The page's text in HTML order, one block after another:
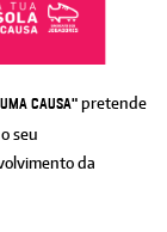
causa" pretende
seu
da